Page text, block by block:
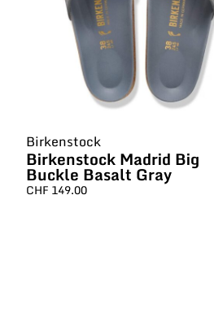
Birkenstock
Birkenstock Madrid Big
Buckle Basalt Gray
CHF 149.00